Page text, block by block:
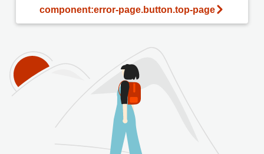
component:error-page.button.top-page